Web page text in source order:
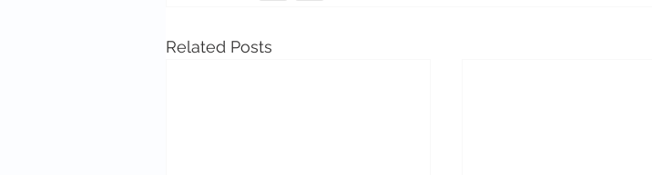
Related Posts